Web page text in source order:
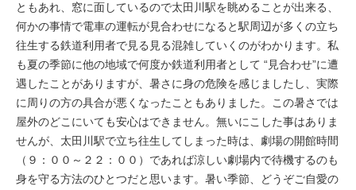
ともあれ、窓に面しているので太田川駅を眺めることが出来る、
何かの事情で電車の運転が見合わせになると駅周辺が多くの立ち
往生する鉄道利用者で見る見る混雑していくのがわかります。私
も夏の季節に他の地域で何度か鉄道利用者として “見合わせ”に遭
遇したことがありますが、暑さに身の危険を感じましたし、実際
に周りの方の具合が悪くなったこともありました。この暑さでは
屋外のどこにいても安心はできません。無いにこした事はありま
せんが、太田川駅で立ち往生してしまった時は、劇場の開館時間
（９：００～２２：００）であれば涼しい劇場内で待機するのも
身を守る方法のひとつだと思います。暑い季節、どうぞご自愛の